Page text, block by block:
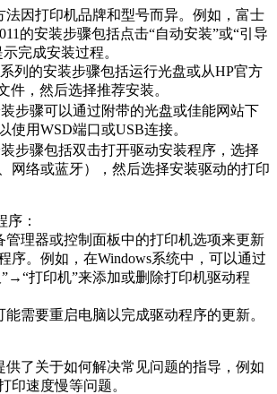
法因打印机品牌和型号而异。例如，富士
的安装步骤包括点击“自动安装”或“引导
完成安装过程。
系列的安装步骤包括运行光盘或从HP官方
件，然后选择推荐安装。
步骤可以通过附带的光盘或佳能网站下
使用WSD端口或USB连接。
步骤包括双击打开驱动安装程序，选择
网络或蓝牙），然后选择安装驱动的打印
序：
管理器或控制面板中的打印机选项来更新
序。例如，在Windows系统中，可以通过
打印机”来添加或删除打印机驱动程
能需要重启电脑以完成驱动程序的更新。
供了关于如何解决常见问题的指导，例如
印速度慢等问题。